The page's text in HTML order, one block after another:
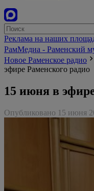
Реклама на наших
РамМедиа - Раменский
Новое Раменское радио
эфире Раменского радио
15 июня в
Опубликовано 15 июня